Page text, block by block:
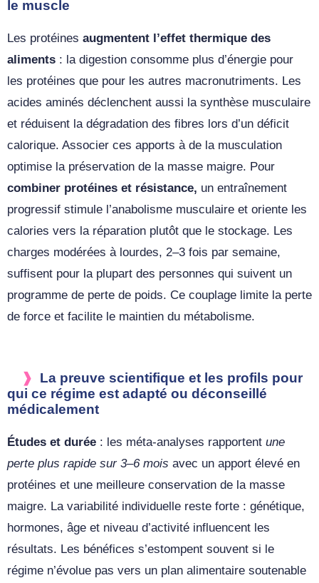
le muscle
Les protéines augmentent l’effet thermique des
aliments : la digestion consomme plus d’énergie pour
les protéines que pour les autres macronutriments. Les
acides aminés déclenchent aussi la synthèse musculaire
et réduisent la dégradation des fibres lors d’un déficit
calorique. Associer ces apports à de la musculation
optimise la préservation de la masse maigre. Pour
combiner protéines et résistance, un entraînement
progressif stimule l’anabolisme musculaire et oriente les
calories vers la réparation plutôt que le stockage. Les
charges modérées à lourdes, 2–3 fois par semaine,
suffisent pour la plupart des personnes qui suivent un
programme de perte de poids. Ce couplage limite la perte
de force et facilite le maintien du métabolisme.
La preuve scientifique et les profils pour
qui ce régime est adapté ou déconseillé
médicalement
Études et durée : les méta‑analyses rapportent une
perte plus rapide sur 3–6 mois avec un apport élevé en
protéines et une meilleure conservation de la masse
maigre. La variabilité individuelle reste forte : génétique,
hormones, âge et niveau d’activité influencent les
résultats. Les bénéfices s’estompent souvent si le
régime n’évolue pas vers un plan alimentaire soutenable